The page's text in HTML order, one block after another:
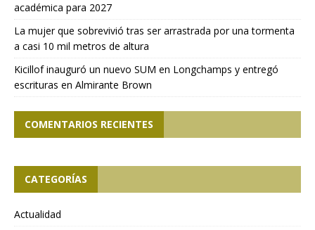
académica para 2027
La mujer que sobrevivió tras ser arrastrada por una tormenta
a casi 10 mil metros de altura
Kicillof inauguró un nuevo SUM en Longchamps y entregó
escrituras en Almirante Brown
COMENTARIOS RECIENTES
CATEGORÍAS
Actualidad